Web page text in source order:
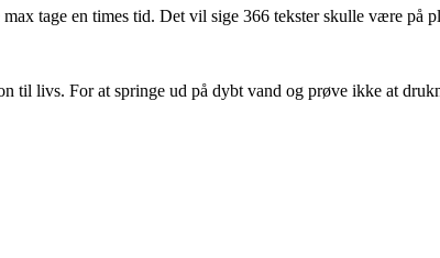
tage en times tid. Det vil sige 366 tekster skulle være
til livs. For at springe ud på dybt vand og prøve ikke at